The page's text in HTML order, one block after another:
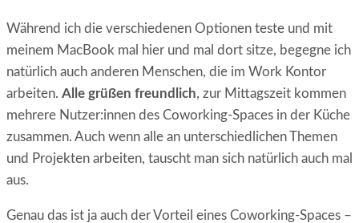
Während ich die verschiedenen Optionen teste und mit
meinem MacBook mal hier und mal dort sitze, begegne ich
natürlich auch anderen Menschen, die im Work Kontor
arbeiten. Alle grüßen freundlich, zur Mittagszeit kommen
mehrere Nutzer:innen des Coworking-Spaces in der Küche
zusammen. Auch wenn alle an unterschiedlichen Themen
und Projekten arbeiten, tauscht man sich natürlich auch mal
aus.
Genau das ist ja auch der Vorteil eines Coworking-Spaces –